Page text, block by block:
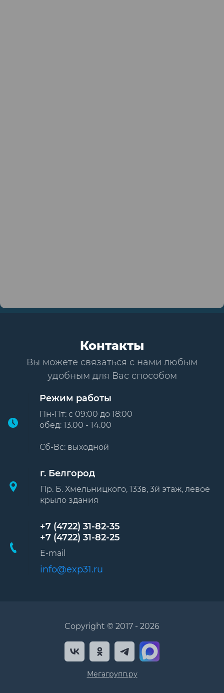
Контакты
Вы можете связаться с нами любым
удобным для Вас способом
Режим работы
Пн-Пт: с 09:00 до 18:00
обед: 13.00 - 14.00
Сб-Вс: выходной
г. Белгород
Пр. Б. Хмельницкого, 133в, 3й этаж, левое
крыло здания
+7 (4722) 31-82-35
+7 (4722) 31-82-25
E-mail
info@exp31.ru
Copyright © 2017 - 2026
Мегагрупп.ру